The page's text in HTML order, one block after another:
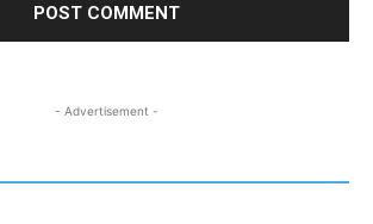
- Advertisement -